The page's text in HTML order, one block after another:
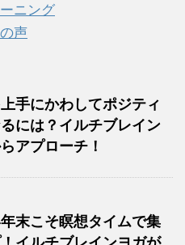
ニング
声
手にかわしてポジティ
には？イルチブレイン
アプローチ！
末こそ瞑想タイムで集